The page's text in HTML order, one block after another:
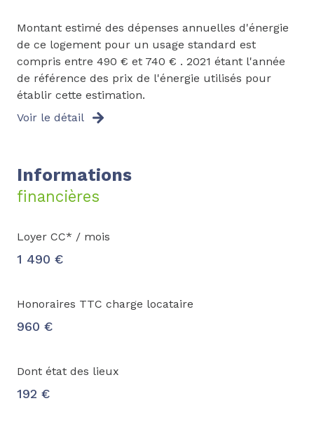
Montant estimé des dépenses annuelles d'énergie
de ce logement pour un usage standard est
compris entre 490 € et 740 € . 2021 étant l'année
de référence des prix de l'énergie utilisés pour
établir cette estimation.
Voir le détail
Informations
financières
Loyer CC* / mois
1 490 €
Honoraires TTC charge locataire
960 €
Dont état des lieux
192 €